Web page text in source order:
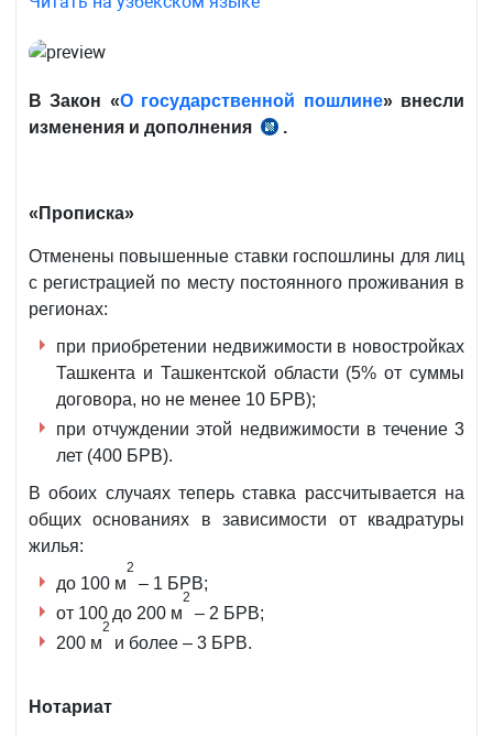
В Закон «О государственной пошлине» внесли
изменения и дополнения
ЗРУ-619 от
.
«Прописка»
Отменены повышенные ставки госпошлины для лиц
с регистрацией по месту постоянного проживания в
регионах:
при приобретении недвижимости в новостройках
Ташкента и Ташкентской области (5% от суммы
договора, но не менее 10 БРВ);
при отчуждении этой недвижимости в течение 3
лет (400 БРВ).
В обоих случаях теперь ставка рассчитывается на
общих основаниях в зависимости от квадратуры
жилья:
до 100 м
2
– 1 БРВ;
от 100 до 200 м
2
– 2 БРВ;
200 м
2
и более – 3 БРВ.
Нотариат